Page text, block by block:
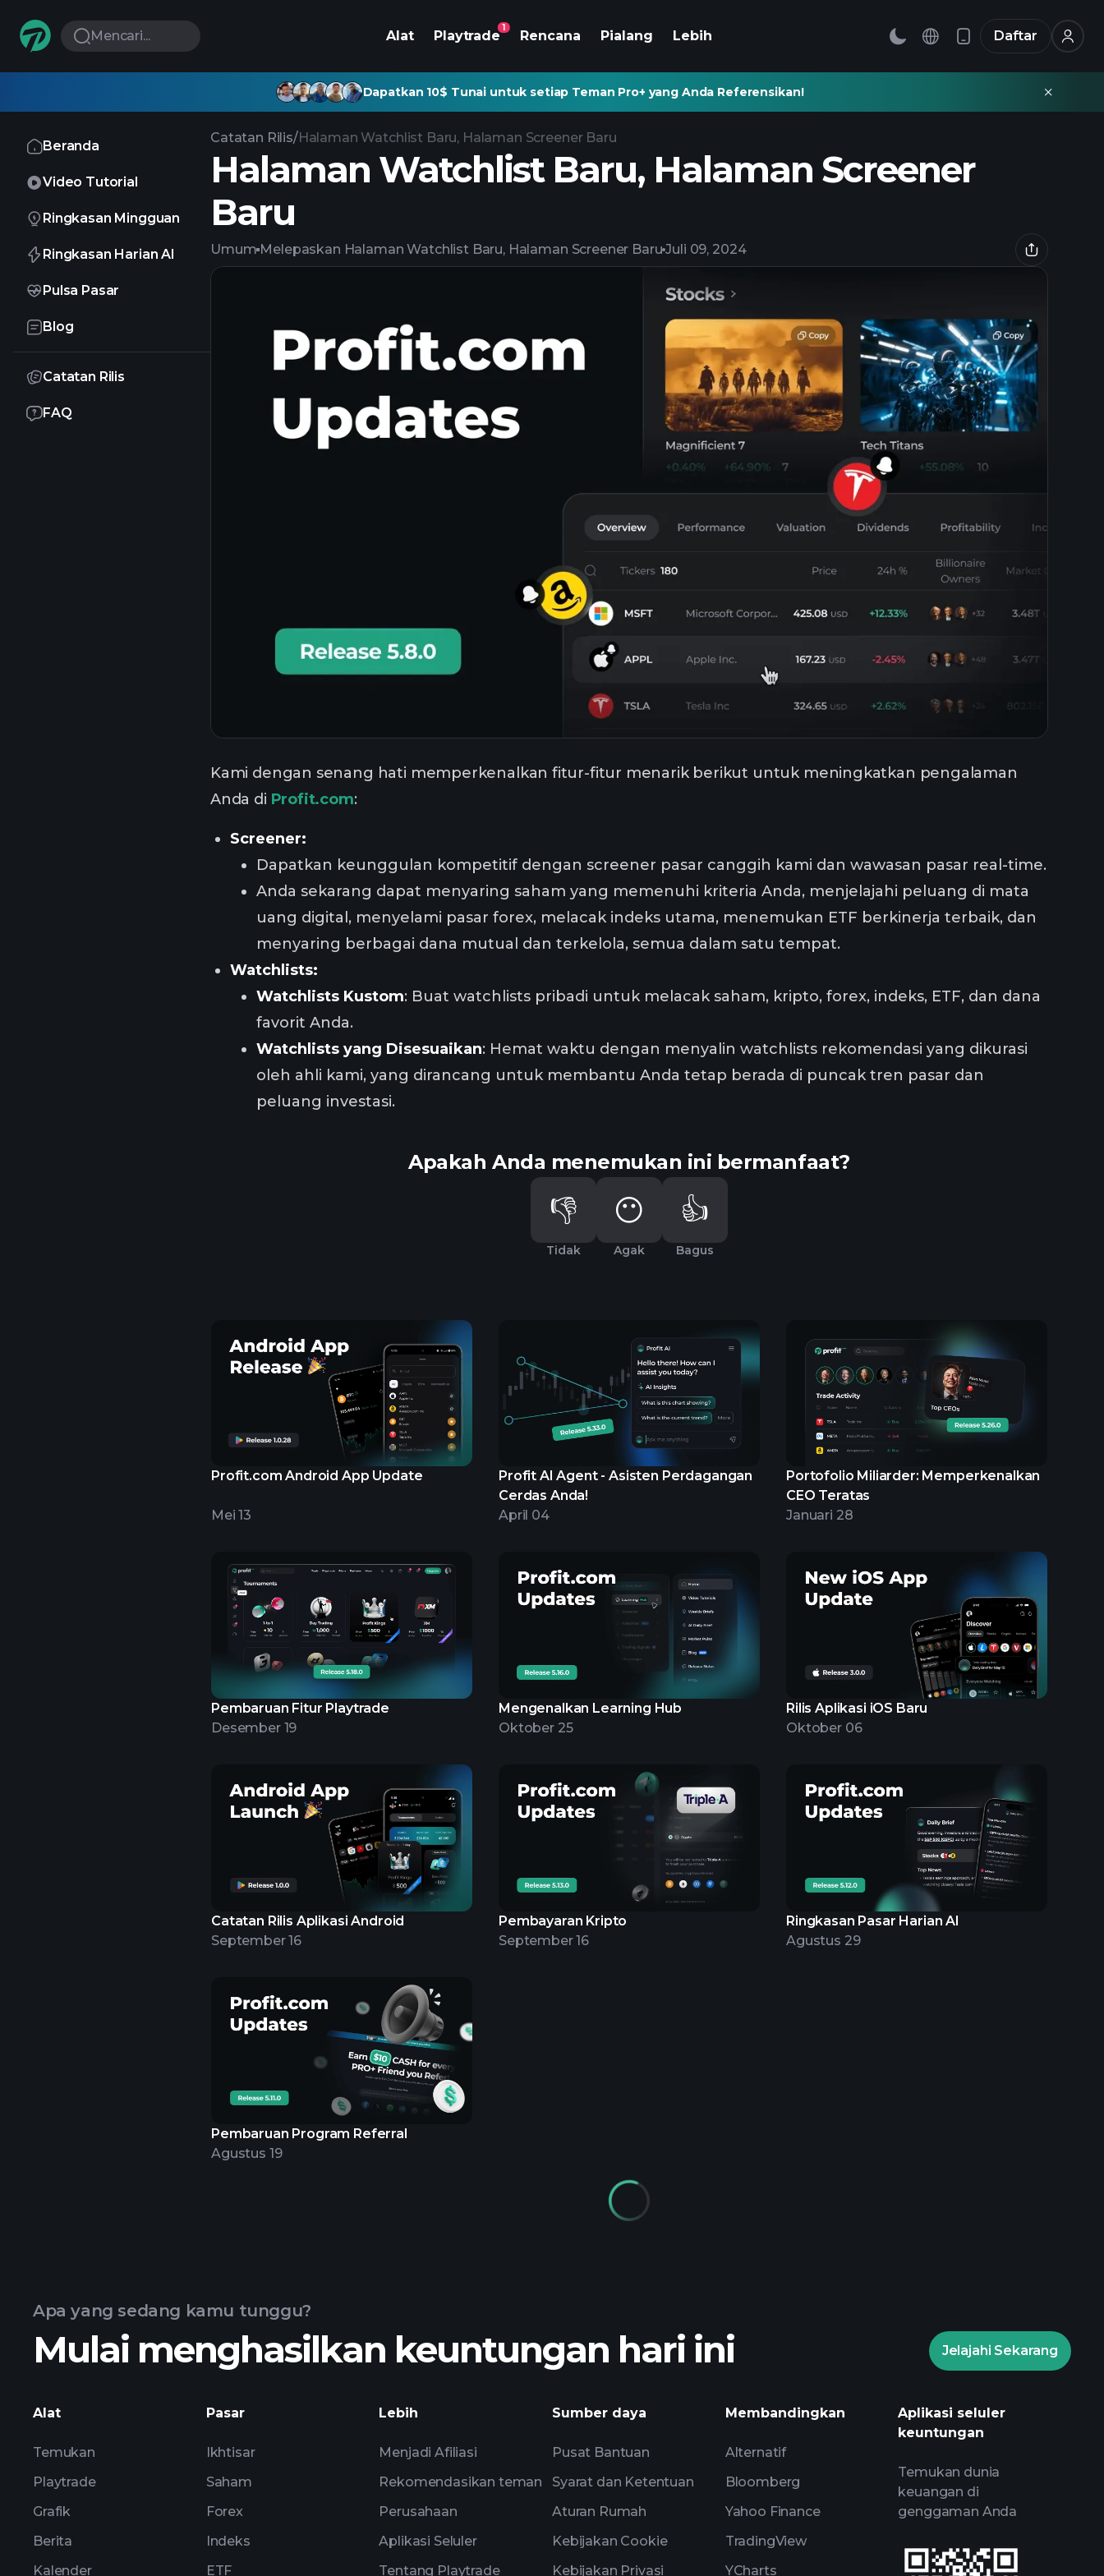
Mencari... Alat Playtrade
1
Rencana Pialang Lebih Daftar
Dapatkan 10$ Tunai untuk setiap Teman Pro+ yang Anda Referensikan!
Beranda
Video Tutorial
Ringkasan Mingguan
Ringkasan Harian AI
Pulsa Pasar
Blog
Catatan Rilis
FAQ
Catatan Rilis/Halaman Watchlist Baru, Halaman Screener Baru
Halaman Watchlist Baru, Halaman Screener
Baru
Umum Melepaskan Halaman Watchlist Baru, Halaman Screener Baru Juli 09, 2024
Kami dengan senang hati memperkenalkan fitur-fitur menarik berikut untuk meningkatkan pengalaman
Anda di Profit.com:
Screener:
Dapatkan keunggulan kompetitif dengan screener pasar canggih kami dan wawasan pasar real-time.
Anda sekarang dapat menyaring saham yang memenuhi kriteria Anda, menjelajahi peluang di mata
uang digital, menyelami pasar forex, melacak indeks utama, menemukan ETF berkinerja terbaik, dan
menyaring berbagai dana mutual dan terkelola, semua dalam satu tempat.
Watchlists:
Watchlists Kustom: Buat watchlists pribadi untuk melacak saham, kripto, forex, indeks, ETF, dan dana
favorit Anda.
Watchlists yang Disesuaikan: Hemat waktu dengan menyalin watchlists rekomendasi yang dikurasi
oleh ahli kami, yang dirancang untuk membantu Anda tetap berada di puncak tren pasar dan
peluang investasi.
Apakah Anda menemukan ini bermanfaat?
👎
Tidak
😶
Agak
👍
Bagus
Profit.com Android App Update
Mei 13
Profit AI Agent - Asisten Perdagangan
Cerdas Anda!
April 04
Portofolio Miliarder: Memperkenalkan
CEO Teratas
Januari 28
Pembaruan Fitur Playtrade
Desember 19
Mengenalkan Learning Hub
Oktober 25
Rilis Aplikasi iOS Baru
Oktober 06
Catatan Rilis Aplikasi Android
September 16
Pembayaran Kripto
September 16
Ringkasan Pasar Harian AI
Agustus 29
Pembaruan Program Referral
Agustus 19
Apa yang sedang kamu tunggu?
Mulai menghasilkan keuntungan hari ini Jelajahi Sekarang
Alat
Temukan
Playtrade
Grafik
Berita
Kalender
Pasar
Ikhtisar
Saham
Forex
Indeks
ETF
Lebih
Menjadi Afiliasi
Rekomendasikan teman
Perusahaan
Aplikasi Seluler
Tentang Playtrade
Sumber daya
Pusat Bantuan
Syarat dan Ketentuan
Aturan Rumah
Kebijakan Cookie
Kebijakan Privasi
Membandingkan
Alternatif
Bloomberg
Yahoo Finance
TradingView
YCharts
Aplikasi seluler
keuntungan
Temukan dunia
keuangan di
genggaman Anda